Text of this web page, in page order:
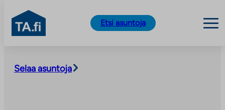
sisältöön
TA.fi
Etsi asuntoja
Selaa asuntoja